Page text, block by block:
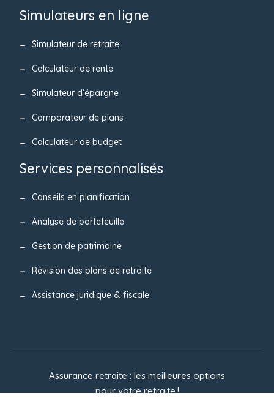
Simulateurs en ligne
Simulateur de retraite
Calculateur de rente
Simulateur d’épargne
Comparateur de plans
Calculateur de budget
Services personnalisés
Conseils en planification
Analyse de portefeuille
Gestion de patrimoine
Révision des plans de retraite
Assistance juridique & fiscale
Assurance retraite : les meilleures options
pour votre retraite !